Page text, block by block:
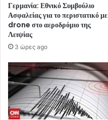
Γερμανία: Εθνικό Συμβούλιο
Ασφαλείας για το περιστατικό με
drone στο αεροδρόμιο της
Λειψίας
3 ώρες ago